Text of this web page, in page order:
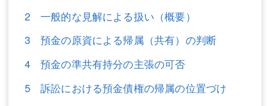
労働問題（解雇，残業等）
刑事弁護
交通事故
刑事弁護
交通事故
不動産登記
2 一般的な見解による扱い（概要）
3 預金の原資による帰属（共有）の判断
4 預金の準共有持分の主張の可否
5 訴訟における預金債権の帰属の位置づけ